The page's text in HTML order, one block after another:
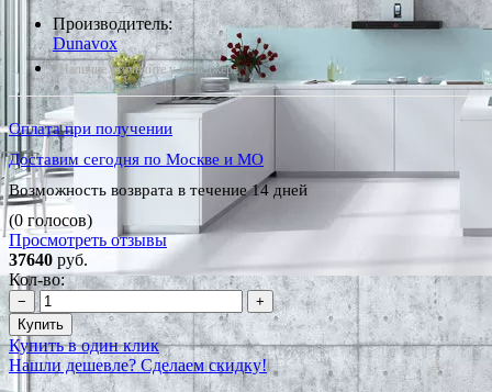
Производитель:
Dunavox
*Наличие уточняйте у менеджера
Оплата при получении
Доставим сегодня по Москве и МО
Возможность возврата в течение 14 дней
(0 голосов)
Просмотреть отзывы
37640 руб.
Кол-во:
−
+
Купить
Купить в один клик
Нашли дешевле? Сделаем скидку!